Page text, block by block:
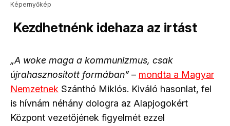
Képernyőkép
Kezdhetnénk idehaza az irtást
„A woke maga a kommunizmus, csak
újrahasznosított formában” – mondta a Magyar
Nemzetnek Szánthó Miklós. Kiváló hasonlat, fel
is hívnám néhány dologra az Alapjogokért
Központ vezetőjének figyelmét ezzel